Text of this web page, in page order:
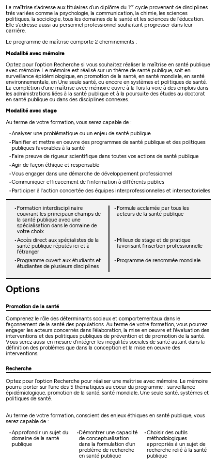
La maîtrise s'adresse aux titulaires d’un diplôme du 1er cycle provenant de disciplines
très variées comme la psychologie, la communication, la chimie, les sciences
politiques, la sociologie, tous les domaines de la santé et les sciences de l'éducation.
Elle s'adresse aussi au personnel professionnel souhaitant progresser dans leur
carrière.
Le programme de maîtrise comporte 2 cheminements :
Modalité avec mémoire
Optez pour l’option Recherche si vous souhaitez réaliser la maîtrise en santé publique
avec mémoire. Le mémoire est réalisé sur un thème de santé publique, soit en
surveillance épidémiologique, en promotion de la santé, en santé mondiale, en santé
environnementale, en Une seule santé, ou encore en systèmes et politiques de santé.
La complétion d'une maîtrise avec mémoire ouvre à la fois la voie à des emplois dans
les administrations liées à la santé publique et à la poursuite des études au doctorat
en santé publique ou dans des disciplines connexes.
Modalité avec stage
Au terme de votre formation, vous serez capable de :
Analyser une problématique ou un enjeu de santé publique
Planifier et mettre en oeuvre des programmes de santé publique et des politiques
publiques favorables à la santé
Faire preuve de rigueur scientifique dans toutes vos actions de santé publique
Agir de façon éthique et responsable
Vous engager dans une démarche de développement professionnel
Communiquer efficacement de l'information à différents publics
Participer à l'action concertée des équipes interprofessionnelles et intersectorielles
Formation interdisciplinaire
couvrant les principaux champs de
la santé publique avec une
spécialisation dans le domaine de
votre choix
Formule acclamée par tous les
acteurs de la santé publique
Accès direct aux spécialistes de la
santé publique réputés ici et à
l’étranger
Milieux de stage et de pratique
favorisant l’insertion professionnelle
Programme ouvert aux étudiants et
étudiantes de plusieurs disciplines
Programme de renommée mondiale
Options
Promotion de la santé
Comprenez le rôle des déterminants sociaux et comportementaux dans le
façonnement de la santé des populations. Au terme de votre formation, vous pourrez
engager les acteurs concernés dans l'élaboration, la mise en oeuvre et l'évaluation des
interventions et des politiques publiques de prévention et de promotion de la santé.
Vous serez aussi en mesure d'intégrer les inégalités sociales de santé autant dans la
définition des problèmes que dans la conception et la mise en oeuvre des
interventions.
Recherche
Optez pour l’option Recherche pour réaliser une maîtrise avec mémoire. Le mémoire
pourra porter sur l'une des 5 thématiques au coeur du programme : surveillance
épidémiologique, promotion de la santé, santé mondiale, Une seule santé, systèmes et
politiques de santé.
Au terme de votre formation, conscient des enjeux éthiques en santé publique, vous
serez capable de :
Approfondir un sujet du
domaine de la santé
publique
Démontrer une capacité
de conceptualisation
dans la formulation d'un
problème de recherche
en santé publique
Choisir des outils
méthodologiques
appropriés à un sujet de
recherche relié à la santé
publique